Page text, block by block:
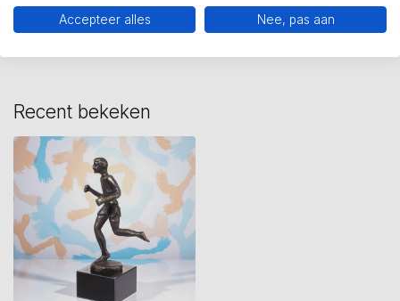
kunstcadeau?
Wij assisteren u graag via 06-23643267
Recent bekeken
Accepteer alles Nee, pas aan